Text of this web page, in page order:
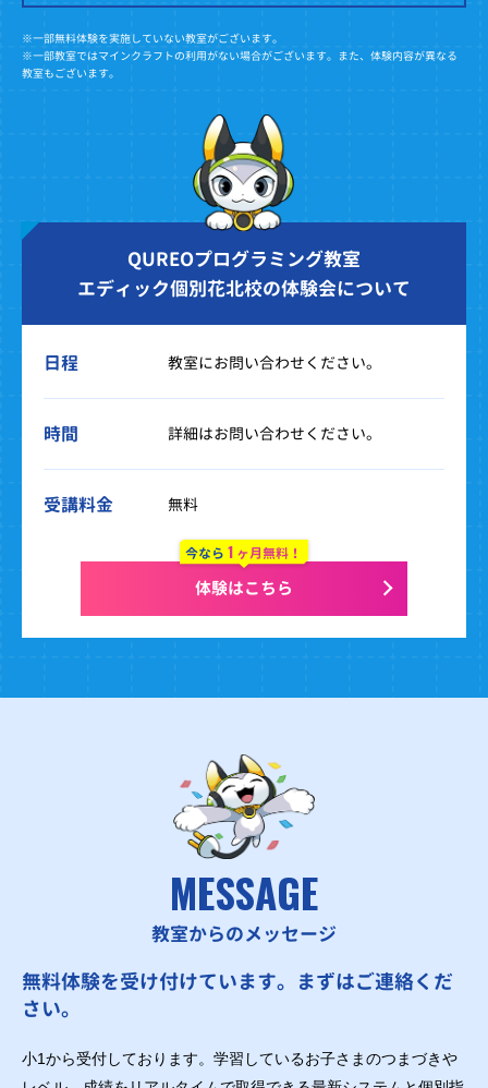
※一部無料体験を実施していない教室がございます。
※一部教室ではマインクラフトの利用がない場合がございます。また、体験内容が異なる
教室もございます。
QUREOプログラミング教室
エディック個別花北校の体験会について
日程 教室にお問い合わせください。
時間 詳細はお問い合わせください。
受講料金 無料
今なら1 ヶ月無料！
体験はこちら
MESSAGE
教室からのメッセージ
無料体験を受け付けています。まずはご連絡くだ
さい。
小1から受付しております。学習しているお子さまのつまづきや